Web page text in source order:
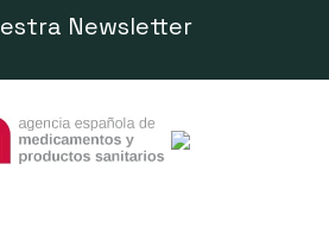
Newsletter